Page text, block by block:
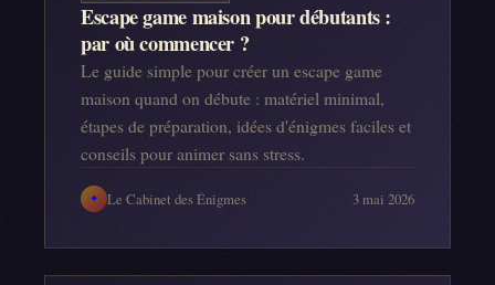
Escape game maison pour débutants :
par où commencer ?
Le guide simple pour créer un escape game
maison quand on débute : matériel minimal,
étapes de préparation, idées d'énigmes faciles et
conseils pour animer sans stress.
✦ Le Cabinet des Énigmes 3 mai 2026